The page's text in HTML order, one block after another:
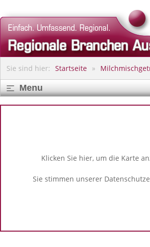
Sie sind hier: Startseite
Menu
Klicken Sie hier, um die Karte
Sie stimmen unserer